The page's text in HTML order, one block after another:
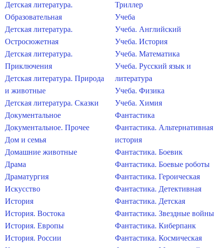
Детская литература.
Образовательная
Детская литература.
Остросюжетная
Детская литература.
Приключения
Детская литература. Природа
и животные
Детская литература. Сказки
Документальное
Документальное. Прочее
Дом и семья
Домашние животные
Драма
Драматургия
Искусство
История
История. Востока
История. Европы
История. России
Триллер
Учеба
Учеба. Английский
Учеба. История
Учеба. Математика
Учеба. Русский язык и
литература
Учеба. Физика
Учеба. Химия
Фантастика
Фантастика. Альтернативная
история
Фантастика. Боевик
Фантастика. Боевые роботы
Фантастика. Героическая
Фантастика. Детективная
Фантастика. Детская
Фантастика. Звездные войны
Фантастика. Киберпанк
Фантастика. Космическая